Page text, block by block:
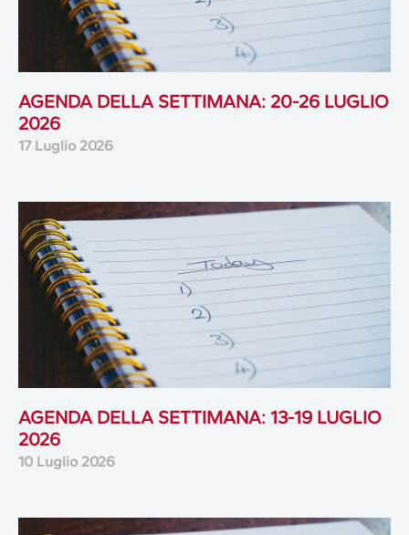
AGENDA DELLA SETTIMANA: 20-26 LUGLIO
2026
17 Luglio 2026
AGENDA DELLA SETTIMANA: 13-19 LUGLIO
2026
10 Luglio 2026